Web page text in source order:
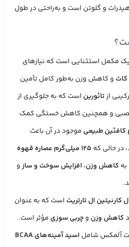
و گلوتن است و به‌راحتی در طول
یک مکمل استثنایی است که نیازهای
کات و کاهش وزن به‌طور کامل تأمین
ازتائورین است که به جلوگیری از
عصبی و همچنین کاهش خستگی کمک
موجود در آن باعث
در حالی که
۱۲۵ میلی‌گرم عصاره قهوه
کاهش وزن، افزایش سوخت و سازو
کارنیتین ال تارتریت است که به عنوان
کاهش وزن وچربی سوزی مؤثر است.
آلمکس شامل اسید آمینه‌های BCAA